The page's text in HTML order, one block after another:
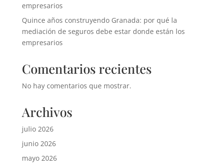
empresarios
Quince años construyendo Granada: por qué la
mediación de seguros debe estar donde están los
empresarios
Comentarios recientes
No hay comentarios que mostrar.
Archivos
julio 2026
junio 2026
mayo 2026